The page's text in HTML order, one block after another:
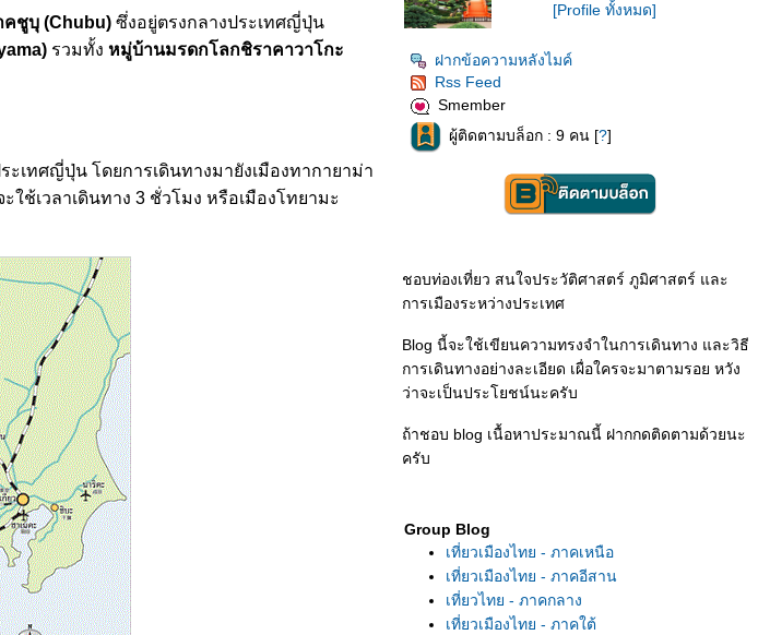
ชูบุ (Chubu) ซึ่งอยู่ตรงกลางประเทศญี่ปุ่น
รวมทั้ง หมู่บ้านมรดกโลกชิราคาวาโกะ
เทศญี่ปุ่น โดยการเดินทางมายังเมืองทากายาม่า
ใช้เวลาเดินทาง 3 ชั่วโมง หรือเมืองโทยามะ
[Profile ทั้งหมด]
ฝากข้อความหลังไมค์
Rss Feed
Smember
ผู้ติดตามบล็อก : 9 คน [?]
ชอบท่องเที่ยว สนใจประวัติศาสตร์ ภูมิศาสตร์ และ
การเมืองระหว่างประเทศ
Blog นี้จะใช้เขียนความทรงจำในการเดินทาง และวิธี
การเดินทางอย่างละเอียด เผื่อใครจะมาตามรอย หวัง
ว่าจะเป็นประโยชน์นะครับ
ถ้าชอบ blog เนื้อหาประมาณนี้ ฝากกดติดตามด้วยนะ
ครับ
Group Blog
เที่ยวเมืองไทย - ภาคเหนือ
เที่ยวเมืองไทย - ภาคอีสาน
เที่ยวไทย - ภาคกลาง
เที่ยวเมืองไทย - ภาคใต้